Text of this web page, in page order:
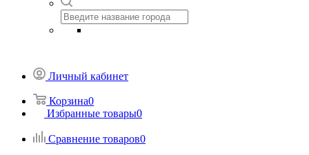
Личный кабинет
Корзина0
Избранные товары0
Сравнение товаров0